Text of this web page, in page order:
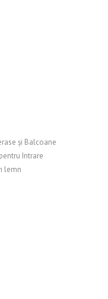
și Balcoane
Intrare
lemn